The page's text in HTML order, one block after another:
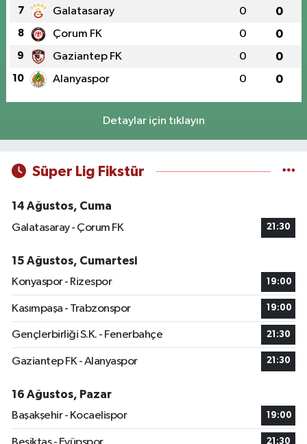
7 Galatasaray 0 0
8 Çorum FK 0 0
9 Gaziantep FK 0 0
10 Alanyaspor 0 0
Detaylar için tıklayın
Süper Lig Fikstür
14 Ağustos, Cuma
Galatasaray - Çorum FK
21:30
15 Ağustos, Cumartesi
Konyaspor - Rizespor
19:00
Kasımpaşa - Trabzonspor 19:00
Gençlerbirliği S.K. - Fenerbahçe 21:30
Gaziantep FK - Alanyaspor 21:30
16 Ağustos, Pazar
Başakşehir - Kocaelispor
19:00
21:30